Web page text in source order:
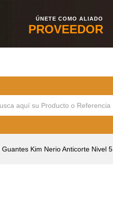
ÚNETE COMO ALIADO
PROVEEDOR
Guantes Kim Nerio Anticorte Nivel 5